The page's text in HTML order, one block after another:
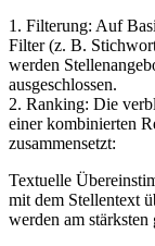
1. Filterung: Auf
Filter (z. B.
werden
ausgeschlossen.
2. Ranking: Die
einer kombinierten
zusammensetzt:
Textuelle
mit dem Stellentext
werden am